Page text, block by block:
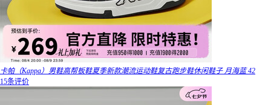
卡帕（Kappa）男鞋高帮板鞋夏季新款潮流运动鞋复古跑步鞋休闲鞋子 月海蓝 42
15条评价